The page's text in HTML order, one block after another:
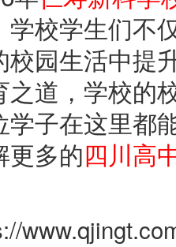
学校学生们不
园生活中提
道，学校的
子在这里都
更多的四川高